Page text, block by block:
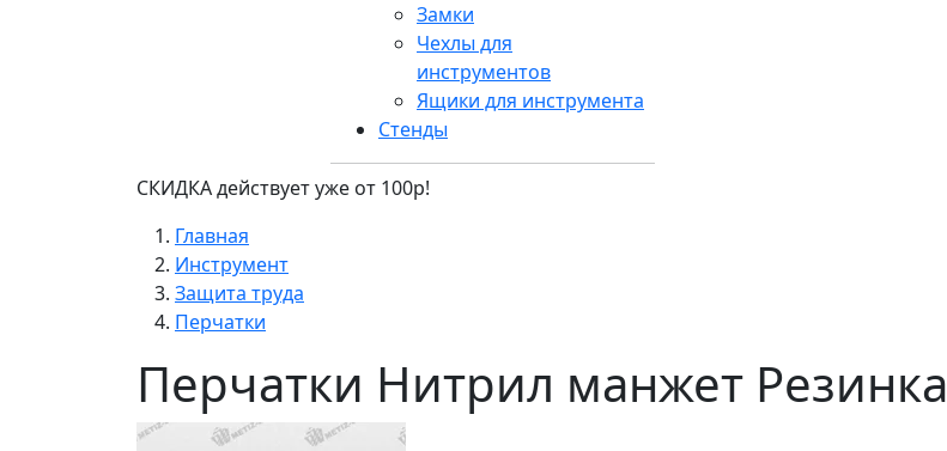
Замки
Чехлы для
инструментов
Ящики для инструмента
Стенды
СКИДКА действует уже от 100р!
Главная
Инструмент
Защита труда
Перчатки
Перчатки Нитрил манжет Резинка